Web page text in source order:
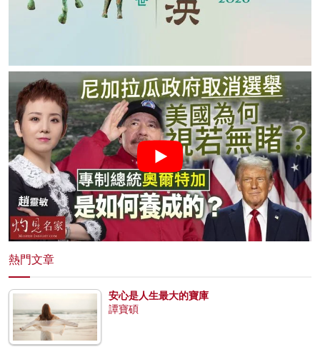
熱門文章
安心是人生最大的寶庫
譚寶碩